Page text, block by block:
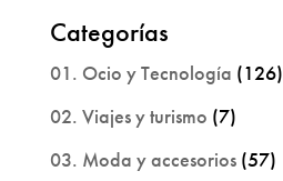
Categorías
01. Ocio y Tecnología (126)
02. Viajes y turismo (7)
03. Moda y accesorios(57)